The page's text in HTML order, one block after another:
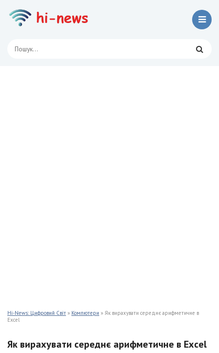
Hi-News: Цифровий Світ » Компютери » Як вирахувати середнє арифметичне в
Excel
Як вирахувати середнє арифметичне в Excel